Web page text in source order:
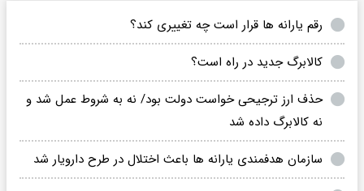
رقم یارانه ها قرار است چه تغییری کند؟
کالابرگ جدید در راه است؟
حذف ارز ترجیحی خواست دولت بود/ نه به شروط عمل شد و
نه کالابرگ داده شد
سازمان هدفمندی یارانه ها باعث اختلال در طرح دارویار شد